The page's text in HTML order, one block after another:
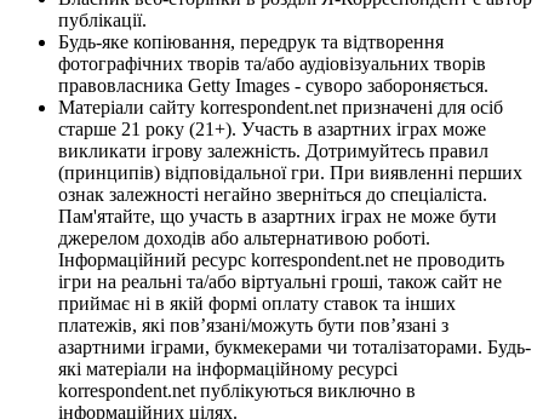
публікації.
Будь-яке копіювання, передрук та відтворення
фотографічних творів та/або аудіовізуальних творів
правовласника Getty Images - суворо забороняється.
Матеріали сайту korrespondent.net призначені для осіб
старше 21 року (21+). Участь в азартних іграх може
викликати ігрову залежність. Дотримуйтесь правил
(принципів) відповідальної гри. При виявленні перших
ознак залежності негайно зверніться до спеціаліста.
Пам'ятайте, що участь в азартних іграх не може бути
джерелом доходів або альтернативою роботі.
Інформаційний ресурс korrespondent.net не проводить
ігри на реальні та/або віртуальні гроші, також сайт не
приймає ні в якій формі оплату ставок та інших
платежів, які пов’язані/можуть бути пов’язані з
азартними іграми, букмекерами чи тоталізаторами. Будь-
які матеріали на інформаційному ресурсі
korrespondent.net публікуються виключно в
інформаційних цілях.